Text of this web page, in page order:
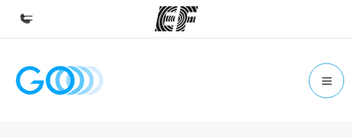
Beranda